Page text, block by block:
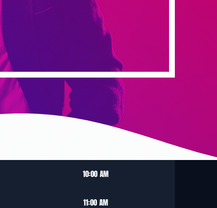
10:00 AM
11:00 AM